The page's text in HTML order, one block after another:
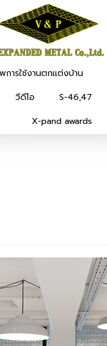
การใช้งานตกแต่งบ้าน
วีดีโอ S-46,47
X-pand awards